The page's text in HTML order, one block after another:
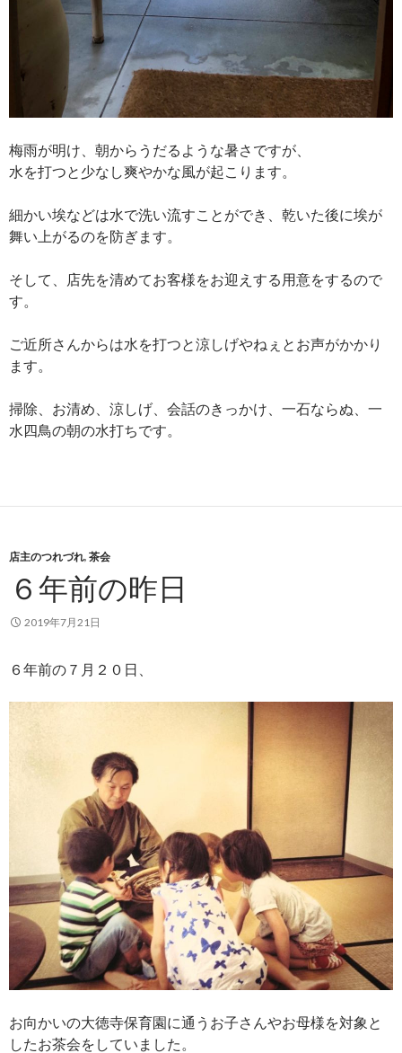
梅雨が明け、朝からうだるような暑さですが、
水を打つと少なし爽やかな風が起こります。
細かい埃などは水で洗い流すことができ、乾いた後に埃が
舞い上がるのを防ぎます。
そして、店先を清めてお客様をお迎えする用意をするので
す。
ご近所さんからは水を打つと涼しげやねぇとお声がかかり
ます。
掃除、お清め、涼しげ、会話のきっかけ、一石ならぬ、一
水四鳥の朝の水打ちです。
店主のつれづれ, 茶会
６年前の昨日
2019年7月21日
６年前の７月２０日、
お向かいの大徳寺保育園に通うお子さんやお母様を対象と
したお茶会をしていました。